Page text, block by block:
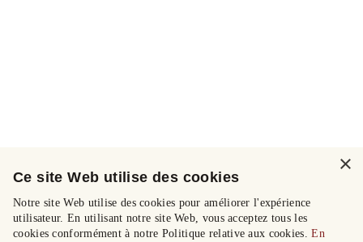
×
Ce site Web utilise des cookies
Notre site Web utilise des cookies pour améliorer l'expérience
utilisateur. En utilisant notre site Web, vous acceptez tous les
cookies conformément à notre Politique relative aux cookies.En